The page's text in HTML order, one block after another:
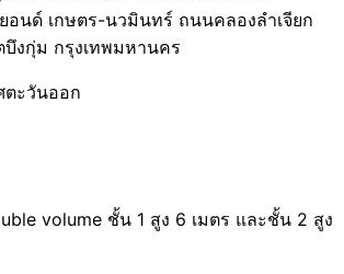
อนด์ เกษตร-นวมินทร์ ถนนคลองลำเจียก
งกุ่ม กรุงเทพมหานคร
ะวันออก
volume ชั้น 1 สูง 6 เมตร และชั้น 2 สูง